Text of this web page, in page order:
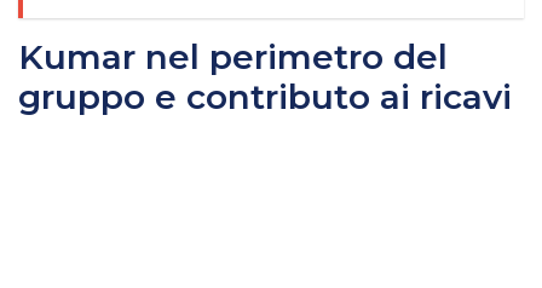
Kumar nel perimetro del
gruppo e contributo ai ricavi